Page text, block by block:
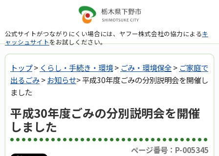
公式サイトがつながりにくい場合には、ヤフー株式会社の協力によるキ
ャッシュサイトをお試しください。
トップ> くらし・手続き・環境> ごみ・環境保全> ご家庭で
出るごみ>お知らせ> 平成30年度ごみの分別説明会を開催し
ました
平成30年度ごみの分別説明会を開催
しました
ページ番号：P-005345